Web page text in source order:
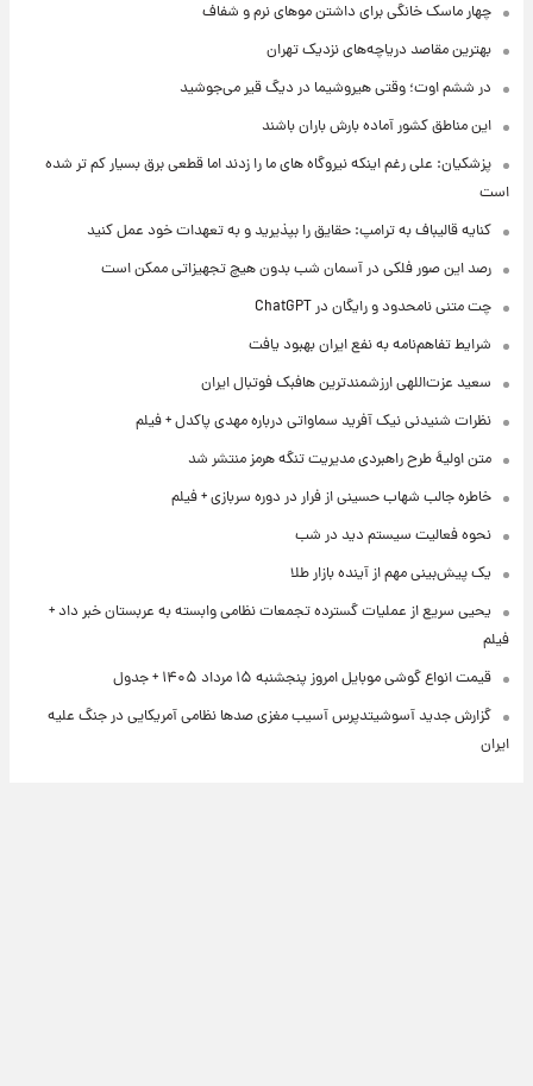
چهار ماسک خانگی برای داشتن موهای نرم و شفاف
بهترین مقاصد دریاچه‌های نزدیک تهران
در ششم اوت؛ وقتی هیروشیما در دیگ قیر می‌جوشید
این مناطق کشور آماده بارش باران باشند
پزشکیان: علی رغم اینکه نیروگاه های ما را زدند اما قطعی برق بسیار کم تر شده
است
کنایه قالیباف به ترامپ: حقایق را بپذیرید و به تعهدات خود عمل کنید
رصد این صور فلکی در آسمان شب بدون هیچ تجهیزاتی ممکن است
چت متنی نامحدود و رایگان در ChatGPT
شرایط تفاهم‌نامه به نفع ایران بهبود یافت
سعید عزت‌اللهی ارزشمندترین هافبک فوتبال ایران
نظرات شنیدنی نیک آفرید سماواتی درباره مهدی پاکدل + فیلم
متن اولیۀ طرح راهبردی مدیریت تنگه هرمز منتشر شد
خاطره جالب شهاب حسینی از فرار در دوره سربازی + فیلم
نحوه فعالیت سیستم دید در شب
یک پیش‌بینی مهم از آینده بازار طلا
یحیی سریع از عملیات گسترده تجمعات نظامی وابسته به عربستان خبر داد +
فیلم
قیمت انواع گوشی موبایل امروز پنجشنبه ۱۵ مرداد ۱۴۰۵ + جدول
گزارش جدید آسوشیتدپرس آسیب مغزی صدها نظامی آمریکایی در جنگ علیه
ایران